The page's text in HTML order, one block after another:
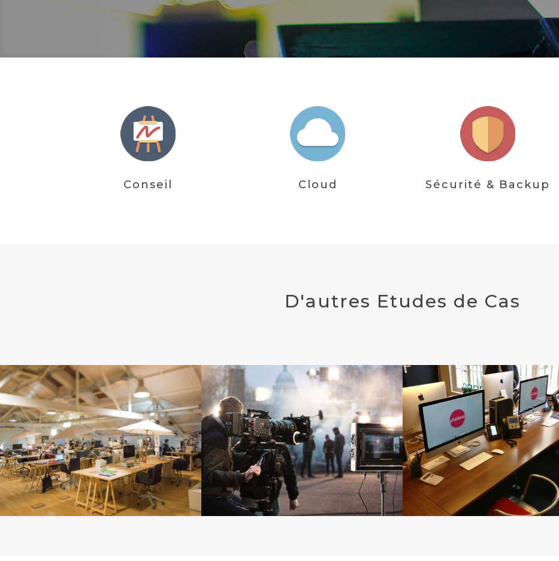
Conseil Cloud Sécurité & Backup
D'autres Etudes de Cas